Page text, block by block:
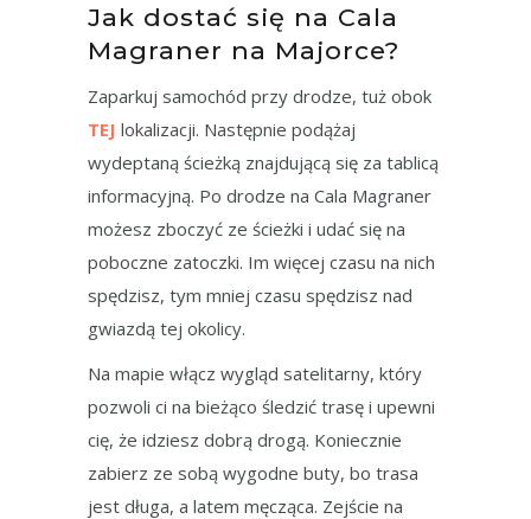
Jak dostać się na Cala
Magraner na Majorce?
Zaparkuj samochód przy drodze, tuż obok
TEJ lokalizacji. Następnie podążaj
wydeptaną ścieżką znajdującą się za tablicą
informacyjną. Po drodze na Cala Magraner
możesz zboczyć ze ścieżki i udać się na
poboczne zatoczki. Im więcej czasu na nich
spędzisz, tym mniej czasu spędzisz nad
gwiazdą tej okolicy.
Na mapie włącz wygląd satelitarny, który
pozwoli ci na bieżąco śledzić trasę i upewni
cię, że idziesz dobrą drogą. Koniecznie
zabierz ze sobą wygodne buty, bo trasa
jest długa, a latem męcząca. Zejście na